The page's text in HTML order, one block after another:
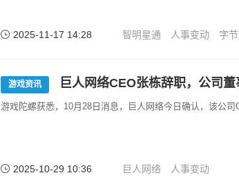
2025-11-17 14:28 智明星通 人事变动 字
游戏资讯 巨人网络CEO张栋辞职，公司
游戏陀螺获悉，10月28日消息，巨人网络今日确认，该公司
2025-10-29 10:36 巨人网络 人事变动